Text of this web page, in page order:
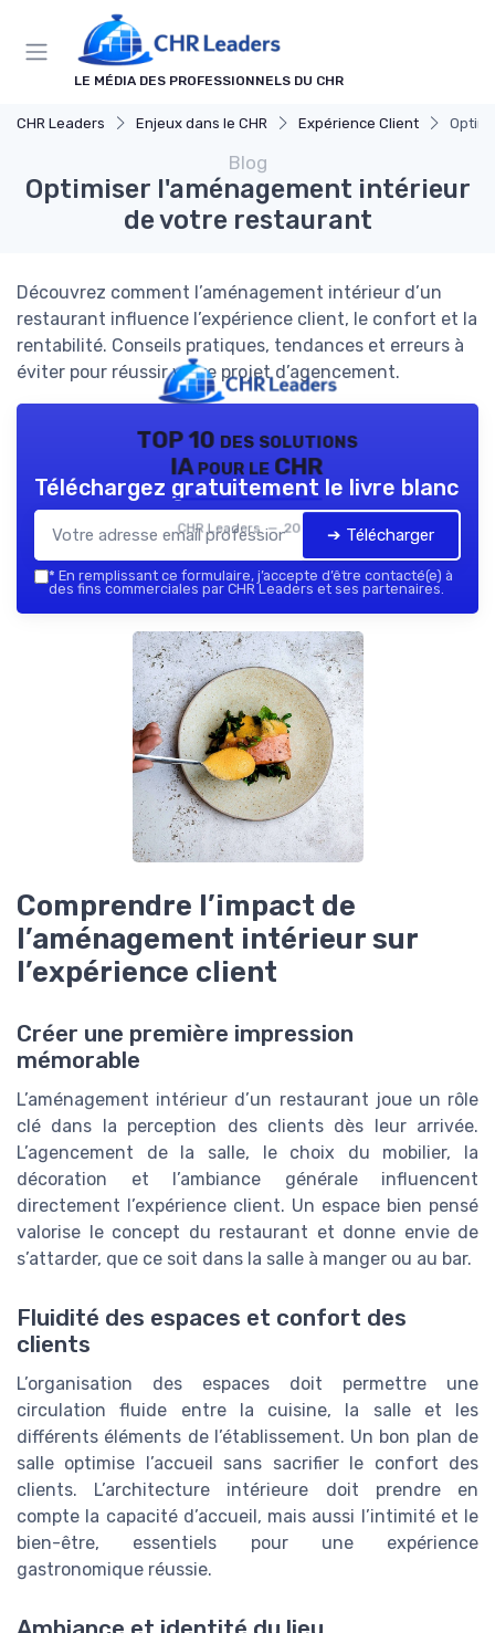
LE MÉDIA DES PROFESSIONNELS DU CHR
CHR Leaders Enjeux dans le CHR Expérience Client
Blog
Optimiser l'aménagement intérieur
de votre restaurant
Découvrez comment l’aménagement intérieur d’un
restaurant influence l’expérience client, le confort et la
rentabilité. Conseils pratiques, tendances et erreurs à
éviter pour réussir votre projet d’agencement.
TOP 10 des solutions
IA pour le CHR
CHR Leaders — 2026
Téléchargez gratuitement le livre blanc
➔ Télécharger
* En remplissant ce formulaire, j’accepte d’être contacté(e) à
des fins commerciales par CHR Leaders et ses partenaires.
Comprendre l’impact de
l’aménagement intérieur sur
l’expérience client
Créer une première impression
mémorable
L’aménagement intérieur d’un restaurant joue un rôle
clé dans la perception des clients dès leur arrivée.
L’agencement de la salle, le choix du mobilier, la
décoration et l’ambiance générale influencent
directement l’expérience client. Un espace bien pensé
valorise le concept du restaurant et donne envie de
s’attarder, que ce soit dans la salle à manger ou au bar.
Fluidité des espaces et confort des
clients
L’organisation des espaces doit permettre une
circulation fluide entre la cuisine, la salle et les
différents éléments de l’établissement. Un bon plan de
salle optimise l’accueil sans sacrifier le confort des
clients. L’architecture intérieure doit prendre en
compte la capacité d’accueil, mais aussi l’intimité et le
bien-être, essentiels pour une expérience
gastronomique réussie.
Panneau de gestion des cookies